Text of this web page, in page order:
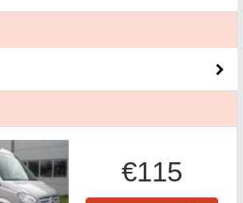
€115